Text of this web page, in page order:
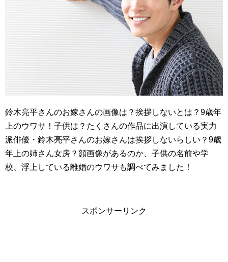
鈴木亮平さんのお嫁さんの画像は？挨拶しないとは？9歳年
上のウワサ！子供は？たくさんの作品に出演している実力
派俳優・鈴木亮平さんのお嫁さんは挨拶しないらしい？9歳
年上の姉さん女房？顔画像があるのか、子供の名前や学
校、浮上している離婚のウワサも調べてみました！
スポンサーリンク